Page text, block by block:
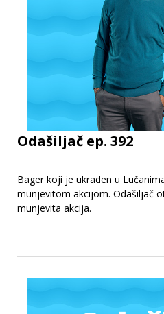
Odašiljač ep. 392
Bager koji je ukraden u
munjevitom akcijom. Odašiljač
munjevita akcija.